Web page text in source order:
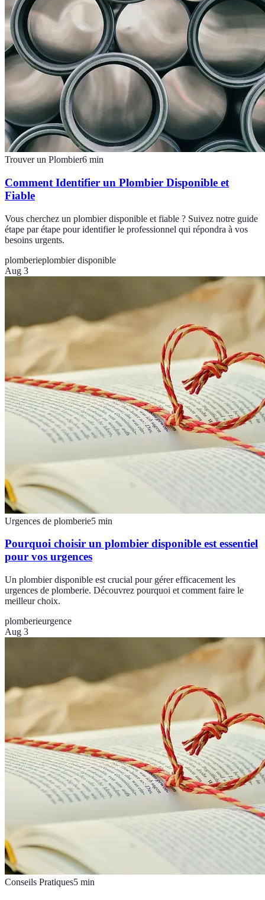
Trouver un Plombier6 min
Comment Identifier un Plombier Disponible et
Fiable
Vous cherchez un plombier disponible et fiable ? Suivez notre guide
étape par étape pour identifier le professionnel qui répondra à vos
besoins urgents.
plomberieplombier disponible
Aug 3
Urgences de plomberie5 min
Pourquoi choisir un plombier disponible est essentiel
pour vos urgences
Un plombier disponible est crucial pour gérer efficacement les
urgences de plomberie. Découvrez pourquoi et comment faire le
meilleur choix.
plomberieurgence
Aug 3
Conseils Pratiques5 min